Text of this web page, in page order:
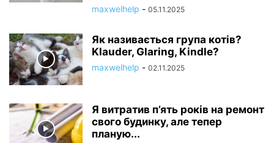
maxwelhelp - 05.11.2025
Як називається група котів?
Klauder, Glaring, Kindle?
maxwelhelp - 02.11.2025
Я витратив п’ять років на ремонт
свого будинку, але тепер
планую...